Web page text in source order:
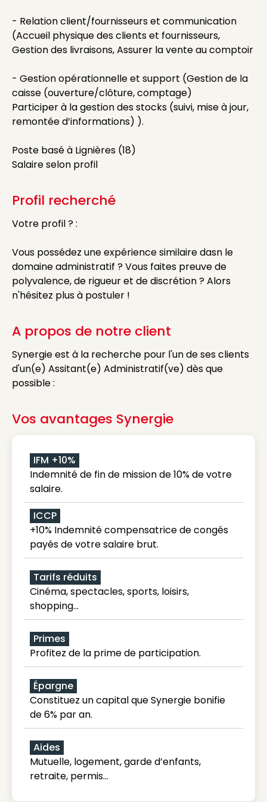
- Relation client/fournisseurs et communication
(Accueil physique des clients et fournisseurs,
Gestion des livraisons, Assurer la vente au comptoir
- Gestion opérationnelle et support (Gestion de la
caisse (ouverture/clôture, comptage)
Participer à la gestion des stocks (suivi, mise à jour,
remontée d’informations) ).
Poste basé à Lignières (18)
Salaire selon profil
Profil recherché
Votre profil ? :
Vous possédez une expérience similaire dasn le
domaine administratif ? Vous faites preuve de
polyvalence, de rigueur et de discrétion ? Alors
n'hésitez plus à postuler !
A propos de notre client
Synergie est à la recherche pour l'un de ses clients
d'un(e) Assitant(e) Administratif(ve) dès que
possible :
Vos avantages Synergie
IFM +10%
Indemnité de fin de mission de 10% de votre
salaire.
ICCP
+10% Indemnité compensatrice de congés
payés de votre salaire brut.
Tarifs réduits
Cinéma, spectacles, sports, loisirs,
shopping...
Primes
Profitez de la prime de participation.
Épargne
Constituez un capital que Synergie bonifie
de 6% par an.
Aides
Mutuelle, logement, garde d’enfants,
retraite, permis…